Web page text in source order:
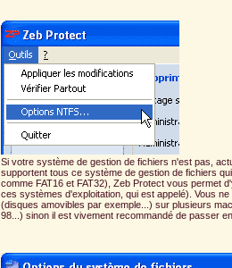
Si votre système de gestion de fichiers n'est pas,
supportent tous ce système de gestion de fichiers
comme FAT16 et FAT32), Zeb Protect vous permet
ces systèmes d'exploitation, qui est appelé). Vous
(disques amovibles par exemple...) sur plusieurs
98...) sinon il est vivement recommandé de passer